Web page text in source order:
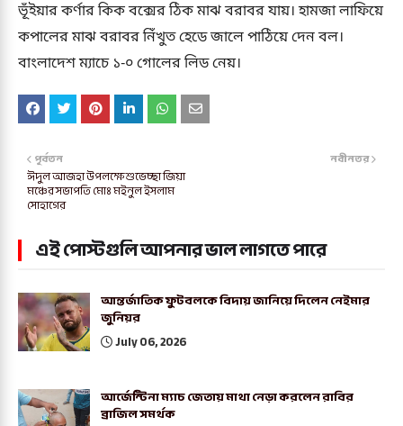
ভূঁইয়ার কর্ণার কিক বক্সের ঠিক মাঝ বরাবর যায়। হামজা লাফিয়ে
কপালের মাঝ বরাবর নিঁখুত হেডে জালে পাঠিয়ে দেন বল।
বাংলাদেশ ম্যাচে ১-০ গোলের লিড নেয়।
নবীনতর
পূর্বতন
ঈদুল আজহা উপলক্ষে শুভেচ্ছা জিয়া
মঞ্চের সভাপতি মোঃ মইনুল ইসলাম
সোহাগের
এই পোস্টগুলি আপনার ভাল লাগতে পারে
আন্তর্জাতিক ফুটবলকে বিদায় জানিয়ে দিলেন নেইমার
জুনিয়র
July 06, 2026
আর্জেন্টিনা ম্যাচ জেতায় মাথা নেড়া করলেন রাবির
ব্রাজিল সমর্থক